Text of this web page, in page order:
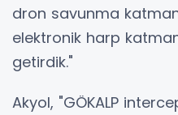
dron savunma
elektronik harp
getirdik."
Akyol, "GÖKALP